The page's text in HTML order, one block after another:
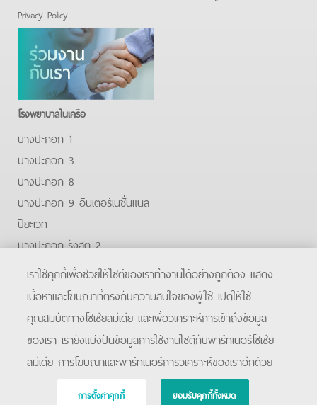
Privacy Policy
โรงพยาบาลในเครือ
บางปะกอก 1
บางปะกอก 3
บางปะกอก 8
บางปะกอก 9 อินเตอร์เนชั่นแนล
ปิยะเวท
บางปะกอก-รังสิต 2
บางปะกอกสมุทรปราการ
FacebookYoutubeLine
โรงพยาบาลบางปะกอก 9 อินเตอร์เนชั่นแนล
Copyright © 2019 Bangpakok Hospital All rights reserved.
เราใช้คุกกี้เพื่อช่วยให้ไซต์ของเราทำงานได้อย่างถูกต้อง แสดง
เนื้อหาและโฆษณาที่ตรงกับความสนใจของผู้ใช้ เปิดให้ใช้
คุณสมบัติทางโซเชียลมีเดีย และเพื่อวิเคราะห์การเข้าถึงข้อมูล
ของเรา เรายังแบ่งปันข้อมูลการใช้งานไซต์กับพาร์ทเนอร์โซเชีย
ลมีเดีย การโฆษณาและพาร์ทเนอร์การวิเคราะห์ของเราอีกด้วย
การตั้งค่าคุกกี้ ยอมรับคุกกี้ทั้งหมด